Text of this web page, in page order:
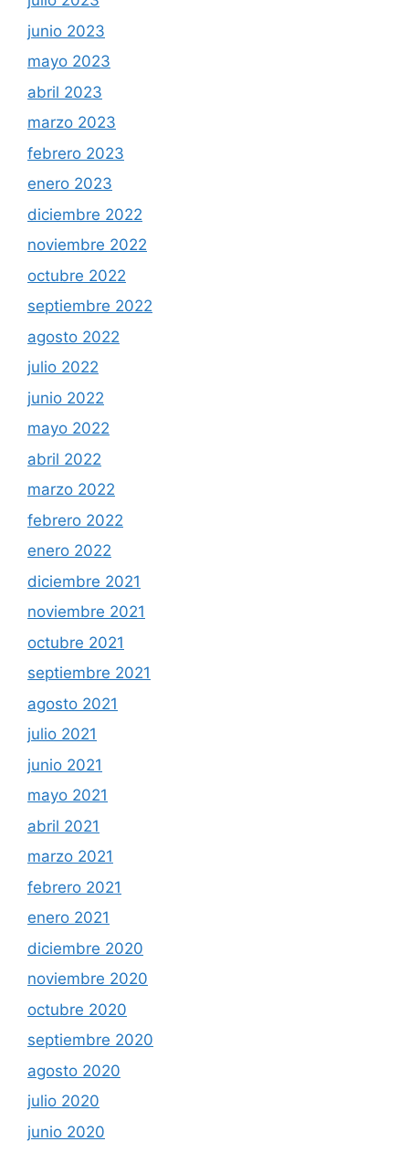
junio 2023
mayo 2023
abril 2023
marzo 2023
febrero 2023
enero 2023
diciembre 2022
noviembre 2022
octubre 2022
septiembre 2022
agosto 2022
julio 2022
junio 2022
mayo 2022
abril 2022
marzo 2022
febrero 2022
enero 2022
diciembre 2021
noviembre 2021
octubre 2021
septiembre 2021
agosto 2021
julio 2021
junio 2021
mayo 2021
abril 2021
marzo 2021
febrero 2021
enero 2021
diciembre 2020
noviembre 2020
octubre 2020
septiembre 2020
agosto 2020
julio 2020
junio 2020